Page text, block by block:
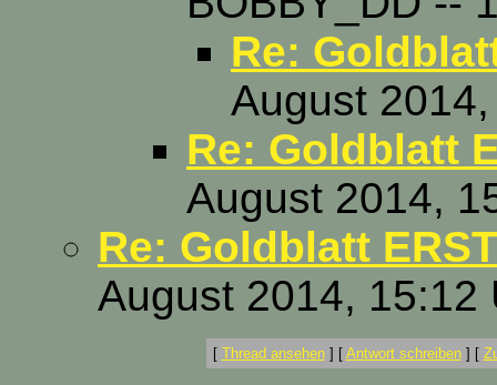
Re:
August
Re: Goldblatt
August 2014,
Re: Goldblatt
August 2014, 15:12
[ Thread ansehen] [ Antwort schreiben] [